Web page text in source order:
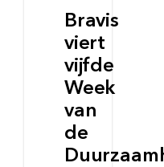
Bravis
viert
vijfde
Week
van
de